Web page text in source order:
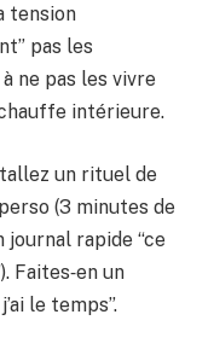
tension
pas les
ne pas les vivre
intérieure.
un rituel de
(3 minutes de
rapide “ce
Faites‑en un
le temps”.